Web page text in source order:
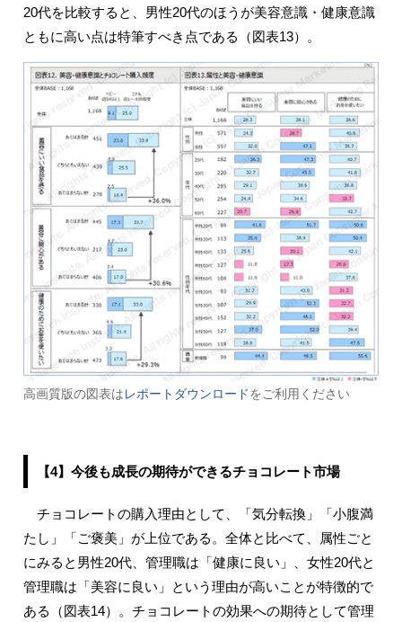
20代を比較すると、男性20代のほうが美容意識・健康意識
ともに高い点は特筆すべき点である（図表13）。
高画質版の図表は レポートダウンロード をご利用ください
【4】今後も成長の期待ができるチョコレート市場
チョコレートの購入理由として、「気分転換」「小腹満
たし」「ご褒美」が上位である。全体と比べて、属性ごと
にみると男性20代、管理職は「健康に良い」、女性20代と
管理職は「美容に良い」という理由が高いことが特徴的で
ある（図表14）。チョコレートの効果への期待として管理